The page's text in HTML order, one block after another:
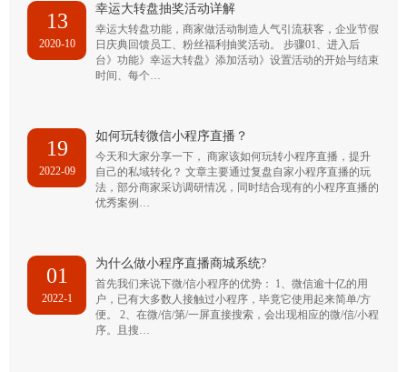
13
2020-10
幸运大转盘抽奖活动详解
幸运大转盘功能，商家做活动制造人气引流获客，企业节假
日庆典回馈员工、粉丝福利抽奖活动。 步骤01、进入后
台》功能》幸运大转盘》添加活动》设置活动的开始与结束
时间、每个…
19
2022-09
如何玩转微信小程序直播？
今天和大家分享一下， 商家该如何玩转小程序直播，提升
自己的私域转化？ 文章主要通过复盘自家小程序直播的玩
法，部分商家采访调研情况，同时结合现有的小程序直播的
优秀案例…
01
2022-1
为什么做小程序直播商城系统?
首先我们来说下微/信小程序的优势： 1、微信逾十亿的用
户，已有大多数人接触过小程序，毕竟它使用起来简单/方
便。 2、在微/信/第/一屏直接搜索，会出现相应的微/信/小程
序。且搜…